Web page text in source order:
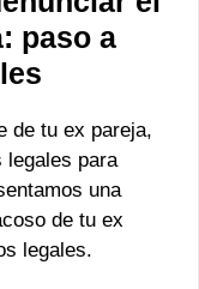
paso a
de tu ex pareja,
legales para
una
de tu ex
legales.